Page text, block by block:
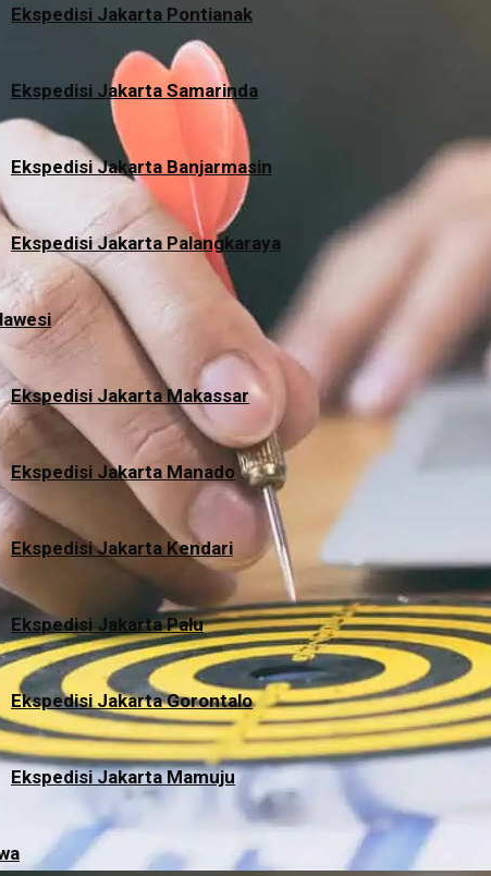
Ekspedisi Jakarta Pontianak
Ekspedisi Jakarta Samarinda
Ekspedisi Jakarta Banjarmasin
Ekspedisi Jakarta Palangkaraya
Ekspedisi Jakarta Makassar
Ekspedisi Jakarta Manado
Ekspedisi Jakarta Kendari
Ekspedisi Jakarta Palu
Ekspedisi Jakarta Gorontalo
Ekspedisi Jakarta Mamuju